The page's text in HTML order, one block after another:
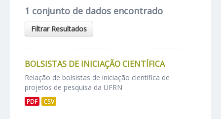
1 conjunto de dados encontrado
Filtrar Resultados
BOLSISTAS DE INICIAÇÃO CIENTÍFICA
Relação de bolsistas de iniciação científica de
projetos de pesquisa da UFRN
PDF CSV